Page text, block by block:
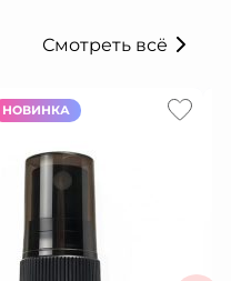
Смотреть всё
НОВИНКА